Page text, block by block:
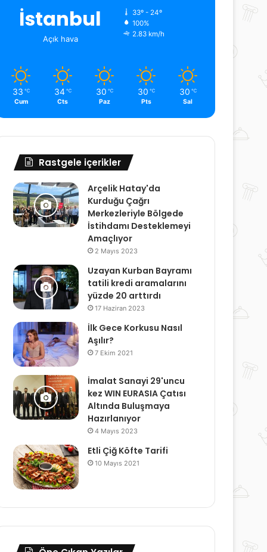
İstanbul
Açık hava
33º - 24º
100%
2.83 km/h
33 ℃
Cum
34 ℃
Cts
30 ℃
Paz
30 ℃
Pts
30 ℃
Sal
Rastgele içerikler
Arçelik Hatay'da
Kurduğu Çağrı
Merkezleriyle Bölgede
İstihdamı Desteklemeyi
Amaçlıyor
2 Mayıs 2023
Uzayan Kurban Bayramı
tatili kredi aramalarını
yüzde 20 arttırdı
17 Haziran 2023
İlk Gece Korkusu Nasıl
Aşılır?
7 Ekim 2021
İmalat Sanayi 29'uncu
kez WIN EURASIA Çatısı
Altında Buluşmaya
Hazırlanıyor
4 Mayıs 2023
Etli Çiğ Köfte Tarifi
10 Mayıs 2021